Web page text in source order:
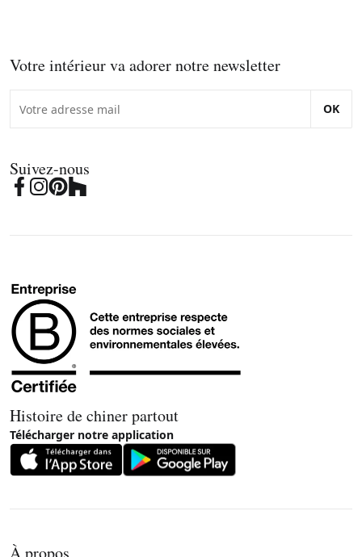
Votre intérieur va adorer notre newsletter
OK
Suivez-nous
Histoire de chiner partout
Télécharger notre application